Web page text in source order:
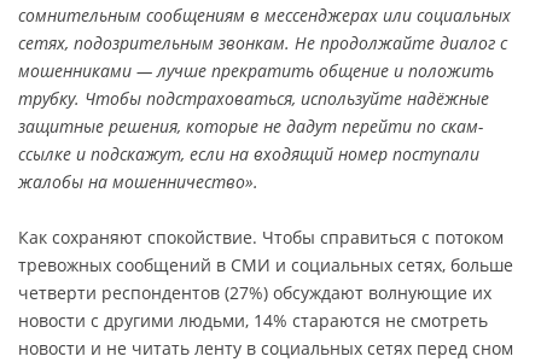
сомнительным сообщениям в мессенджерах или социальных
сетях, подозрительным звонкам. Не продолжайте диалог с
мошенниками — лучше прекратить общение и положить
трубку. Чтобы подстраховаться, используйте надёжные
защитные решения, которые не дадут перейти по скам-
ссылке и подскажут, если на входящий номер поступали
жалобы на мошенничество».
Как сохраняют спокойствие. Чтобы справиться с потоком
тревожных сообщений в СМИ и социальных сетях, больше
четверти респондентов (27%) обсуждают волнующие их
новости с другими людьми, 14% стараются не смотреть
новости и не читать ленту в социальных сетях перед сном